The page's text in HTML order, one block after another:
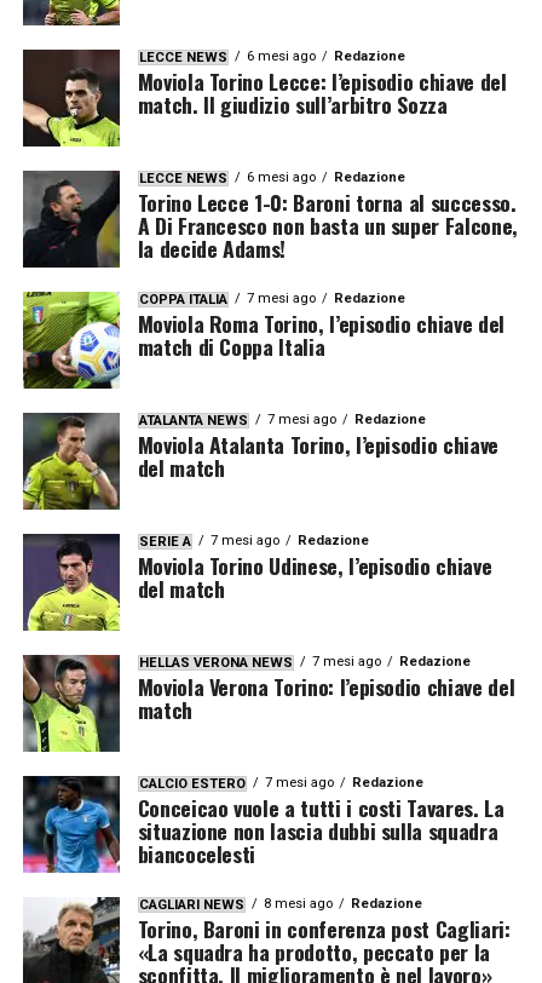
LECCE NEWS 6 mesi ago Redazione
Moviola Torino Lecce: l’episodio chiave del
match. Il giudizio sull’arbitro Sozza
LECCE NEWS 6 mesi ago Redazione
Torino Lecce 1-0: Baroni torna al successo.
A Di Francesco non basta un super Falcone,
la decide Adams!
COPPA ITALIA 7 mesi ago Redazione
Moviola Roma Torino, l’episodio chiave del
match di Coppa Italia
ATALANTA NEWS 7 mesi ago Redazione
Moviola Atalanta Torino, l’episodio chiave
del match
SERIE A 7 mesi ago Redazione
Moviola Torino Udinese, l’episodio chiave
del match
HELLAS VERONA NEWS 7 mesi ago Redazione
Moviola Verona Torino: l’episodio chiave del
match
CALCIO ESTERO 7 mesi ago Redazione
Conceicao vuole a tutti i costi Tavares. La
situazione non lascia dubbi sulla squadra
biancocelesti
CAGLIARI NEWS 8 mesi ago Redazione
Torino, Baroni in conferenza post Cagliari:
«La squadra ha prodotto, peccato per la
sconfitta. Il miglioramento è nel lavoro»